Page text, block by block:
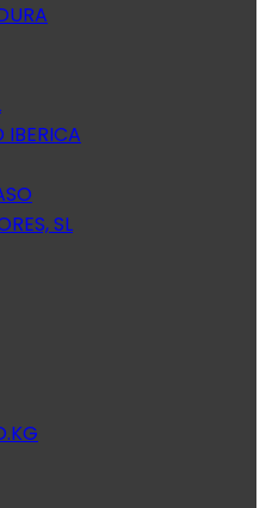
IBERICA
SL